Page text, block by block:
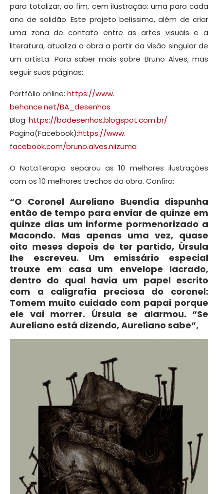
para totalizar, ao fim, cem ilustração: uma para cada
ano de solidão. Este projeto belíssimo, além de criar
uma zona de contato entre as artes visuais e a
literatura, atualiza a obra a partir da visão singular de
um artista. Para saber mais sobre Bruno Alves, mas
seguir suas páginas:
Portfólio online: https://www.
behance.net/BA_desenhos
Blog: https://badesenhos.blogspot.com.br/
Pagina(Facebook):https://www.
facebook.com/bruno.alves.niizuma
O NotaTerapia separou as 10 melhores ilustrações
com os 10 melhores trechos da obra. Confira:
“O Coronel Aureliano Buendía dispunha
então de tempo para enviar de quinze em
quinze dias um informe pormenorizado a
Macondo. Mas apenas uma vez, quase
oito meses depois de ter partido, Úrsula
lhe escreveu. Um emissário especial
trouxe em casa um envelope lacrado,
dentro do qual havia um papel escrito
com a caligrafia preciosa do coronel:
Tomem muito cuidado com papai porque
ele vai morrer. Úrsula se alarmou. “Se
Aureliano está dizendo, Aureliano sabe”,